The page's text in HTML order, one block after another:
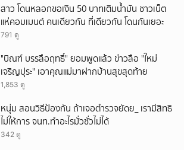
สาว โดนหลอกขอเงิน 50 บาทเติมน้ำมัน ชาวเน็ต
แห่คอมเมนต์ คนเดียวกัน ที่เดียวกัน โดนกันเยอะ
791 ดู
"บิณฑ์ บรรลือฤทธิ์" ยอมพูดแล้ว ข่าวลือ "ใหม่
เจริญปุระ" เอาคุณแม่มาฝากบ้านสุขสุดท้าย
1,853 ดู
หนุ่ม สอนวิธีป้องกัน ถ้าเจอตำรวจยัดย_ เรามีสิทธิ
ไม่ให้การ จนท.ทำอะไรมั่วซั่วไม่ได้
342 ดู